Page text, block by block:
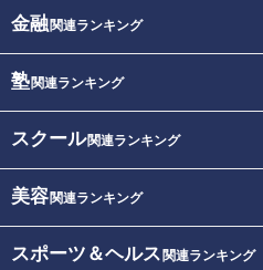
金融関連ランキング
塾関連ランキング
スクール関連ランキング
美容関連ランキング
スポーツ＆ヘルス 関連ランキング